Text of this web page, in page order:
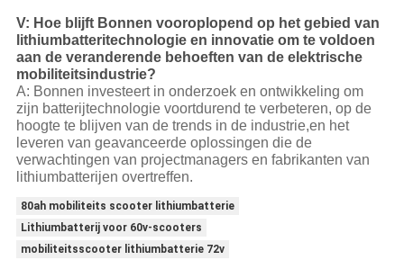
V: Hoe blijft Bonnen vooroplopend op het gebied van
lithiumbatteritechnologie en innovatie om te voldoen
aan de veranderende behoeften van de elektrische
mobiliteitsindustrie?
A: Bonnen investeert in onderzoek en ontwikkeling om
zijn batterijtechnologie voortdurend te verbeteren, op de
hoogte te blijven van de trends in de industrie,en het
leveren van geavanceerde oplossingen die de
verwachtingen van projectmanagers en fabrikanten van
lithiumbatterijen overtreffen.
80ah mobiliteits scooter lithiumbatterie
Lithiumbatterij voor 60v-scooters
mobiliteitsscooter lithiumbatterie 72v